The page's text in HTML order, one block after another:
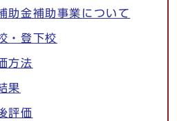
助金補助事業について
・登下校
方法
果
評価